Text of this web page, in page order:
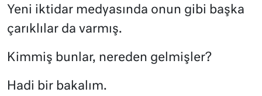
Yeni iktidar medyasında onun gibi başka
çarıklılar da varmış.
Kimmiş bunlar, nereden gelmişler?
Hadi bir bakalım.